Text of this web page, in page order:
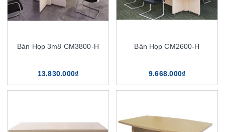
Bàn Họp 3m8 CM3800-H
13.830.000₫
Bàn Họp CM2600-H
9.668.000₫